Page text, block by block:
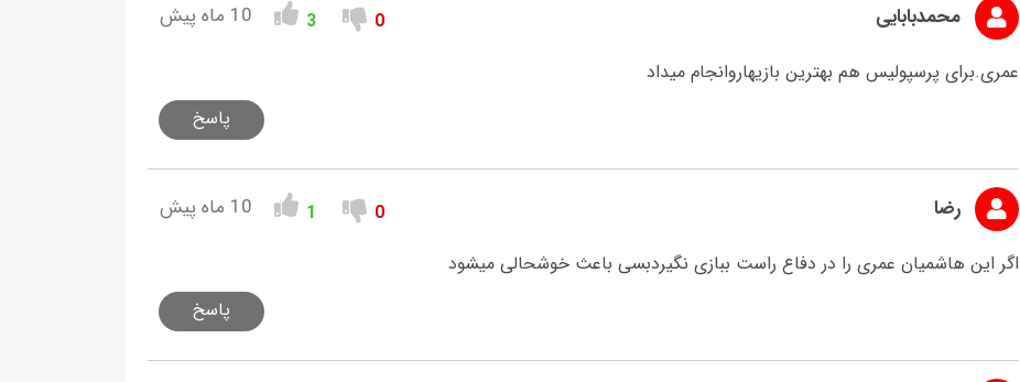
محمدبابایی 0
3 10 ماه پیش
عمری.برای پرسپولیس هم بهترین بازیهاروانجام میداد
پاسخ
رضا 0
1 10 ماه پیش
اگر این هاشمیان عمری را در دفاع راست ببازی نگیردبسی باعث خوشحالی میشود
پاسخ